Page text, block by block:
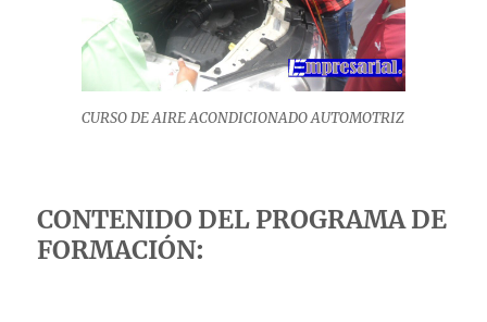
CURSO DE AIRE ACONDICIONADO AUTOMOTRIZ
CONTENIDO DEL PROGRAMA DE
FORMACIÓN: